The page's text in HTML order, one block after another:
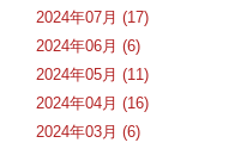
2024年07月 (17)
2024年06月 (6)
2024年05月 (11)
2024年04月 (16)
2024年03月 (6)